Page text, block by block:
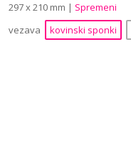
297 x 210 mm | Spremeni
vezava
kovinski sponki